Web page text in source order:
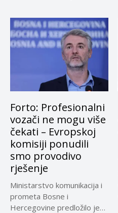
Forto: Profesionalni
vozači ne mogu više
čekati – Evropskoj
komisiji ponudili
smo provodivo
rješenje
Ministarstvo komunikacija i
prometa Bosne i
Hercegovine predložilo je